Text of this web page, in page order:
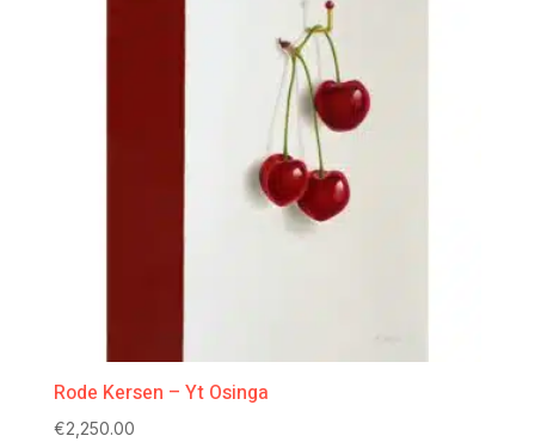
Rode Kersen – Yt Osinga
€2,250.00